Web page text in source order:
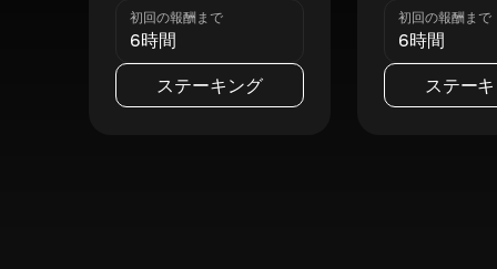
初回の報酬まで
6時間
ステーキング
初回の報酬まで
6時間
ステー